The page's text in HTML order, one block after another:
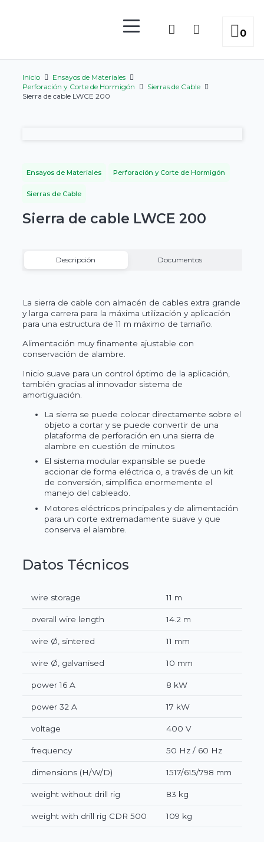
0
Inicio
Ensayos de Materiales
Perforación y Corte de Hormigón
Sierras de Cable
Sierra de cable LWCE 200
Ensayos de Materiales Perforación y Corte de Hormigón
Sierras de Cable
Sierra de cable LWCE 200
Descripción Documentos
La sierra de cable con almacén de cables extra grande
y larga carrera para la máxima utilización y aplicación
para una estructura de 11 m máximo de tamaño.
Alimentación muy finamente ajustable con
conservación de alambre.
Inicio suave para un control óptimo de la aplicación,
también gracias al innovador sistema de
amortiguación.
La sierra se puede colocar directamente sobre el
objeto a cortar y se puede convertir de una
plataforma de perforación en una sierra de
alambre en cuestión de minutos
El sistema modular expansible se puede
accionar de forma eléctrica o, a través de un kit
de conversión, simplifica enormemente el
manejo del cableado.
Motores eléctricos principales y de alimentación
para un corte extremadamente suave y que
conserva el alambre.
Datos Técnicos
wire storage 11 m
overall wire length 14.2 m
wire Ø, sintered 11 mm
wire Ø, galvanised 10 mm
power 16 A 8 kW
power 32 A 17 kW
voltage 400 V
frequency 50 Hz / 60 Hz
dimensions (H/W/D) 1517/615/798 mm
weight without drill rig 83 kg
weight with drill rig CDR 500 109 kg